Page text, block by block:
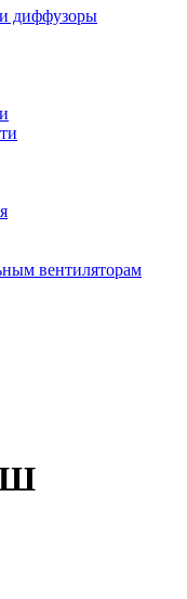
диффузоры
вентиляторам